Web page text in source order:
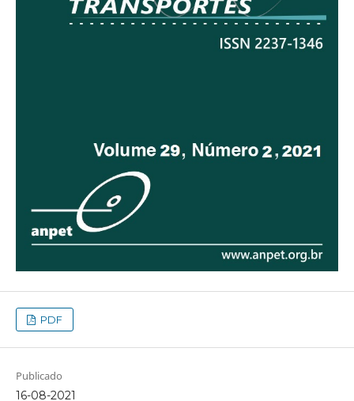
PDF
Publicado
16-08-2021